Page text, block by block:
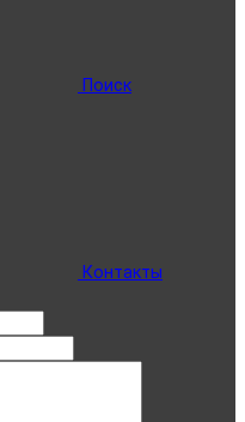
Поиск
Контакты